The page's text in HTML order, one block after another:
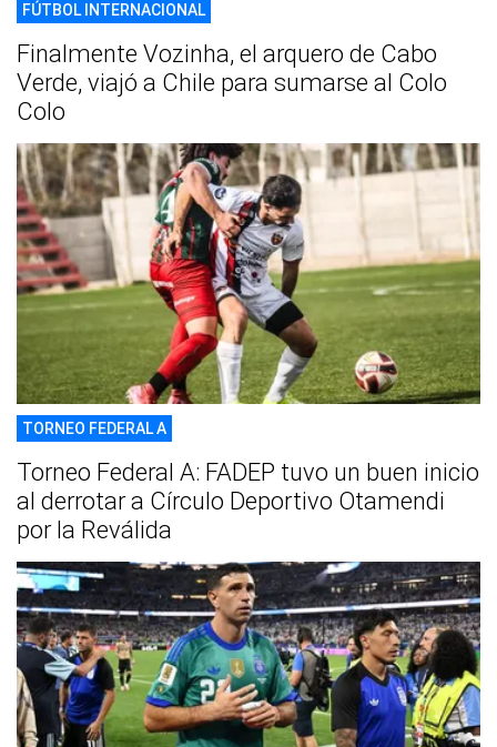
FÚTBOL INTERNACIONAL
Finalmente Vozinha, el arquero de Cabo
Verde, viajó a Chile para sumarse al Colo
Colo
TORNEO FEDERAL A
Torneo Federal A: FADEP tuvo un buen inicio
al derrotar a Círculo Deportivo Otamendi
por la Reválida